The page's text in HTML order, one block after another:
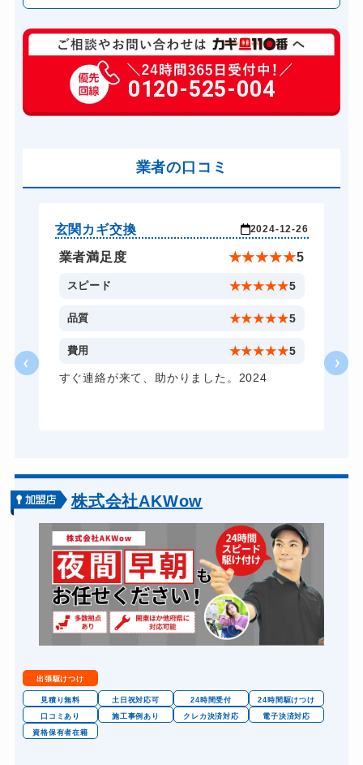
玄関カギ複製 660円(税込)～
玄関カギ開け 11,000円～(税込)...
玄関カギ作成 14,300円～(税込)
バイクカギ作成 16,500円～(税込)
金庫カギ開け 14,300円～(税込)
金庫カギ交換 11,000円～(税込)
0120-525-004
業者の口コミ
玄関カギ交換 2024-12-26
業者満足度 ★★★★★5
スピード ★★★★★5
品質 ★★★★★5
費用 ★★★★★5
すぐ連絡が来て、助かりました。2024
株式会社AKWow
出張駆けつけ
見積り無料 土日祝対応可 24時間受付
24時間駆けつけ
口コミあり
施工事例あり クレカ決済対応
電子決済対応
資格保有者在籍